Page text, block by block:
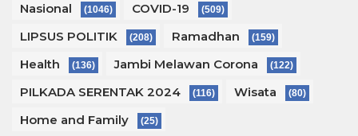
Nasional (1046) COVID-19 (509)
LIPSUS POLITIK (208) Ramadhan (159)
Health (136) Jambi Melawan Corona (122)
PILKADA SERENTAK 2024 (116) Wisata (80)
Home and Family (25)